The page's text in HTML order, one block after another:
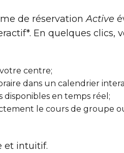
de réservationActive
En quelques clics,
centre;
dans un calendrier
disponibles en temps réel;
le cours de groupe
et intuitif.